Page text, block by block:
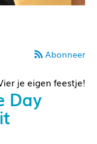
Abonneer
je eigen feestje!
Day